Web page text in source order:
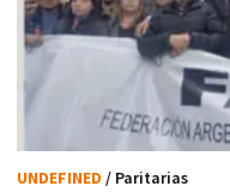
UNDEFINED / Paritarias